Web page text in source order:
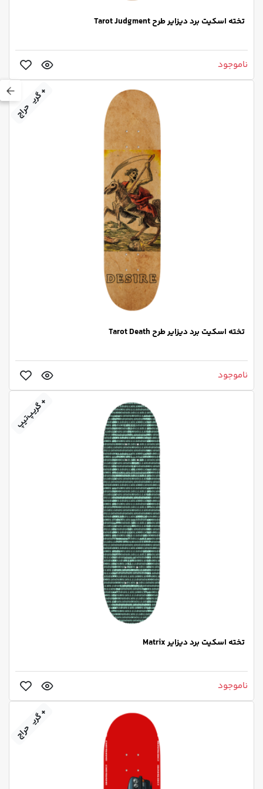
تخته اسکیت برد دیزایر طرح Tarot Judgment
ناموجود
تخته اسکیت برد دیزایر طرح Tarot Death
ناموجود
+ گریپ‌تیپ
حراج
تخته اسکیت برد دیزایر Matrix
ناموجود
+ گریپ‌تیپ
+ گریپ‌تیپ
حراج